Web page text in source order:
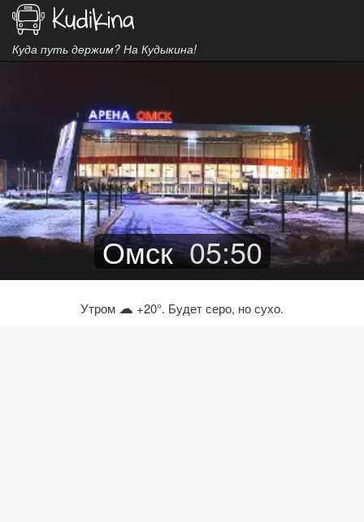
Куда путь держим? На Кудыкина!
Омск 05:50
Утром ☁ +20°. Будет серо, но сухо.